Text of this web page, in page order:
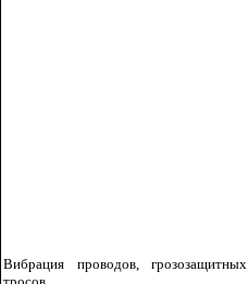
Вибрация проводов, грозозащитных